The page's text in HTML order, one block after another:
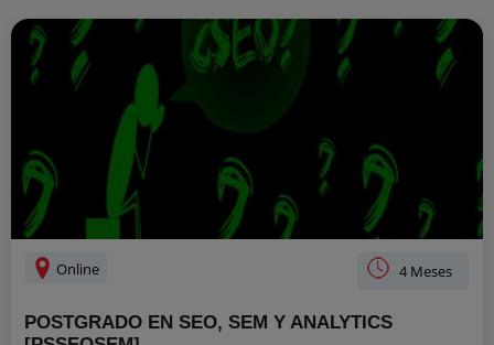
Online 4 Meses
POSTGRADO EN SEO, SEM Y ANALYTICS